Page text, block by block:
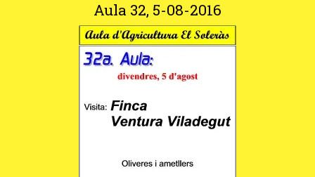
Aula 32, 5-08-2016